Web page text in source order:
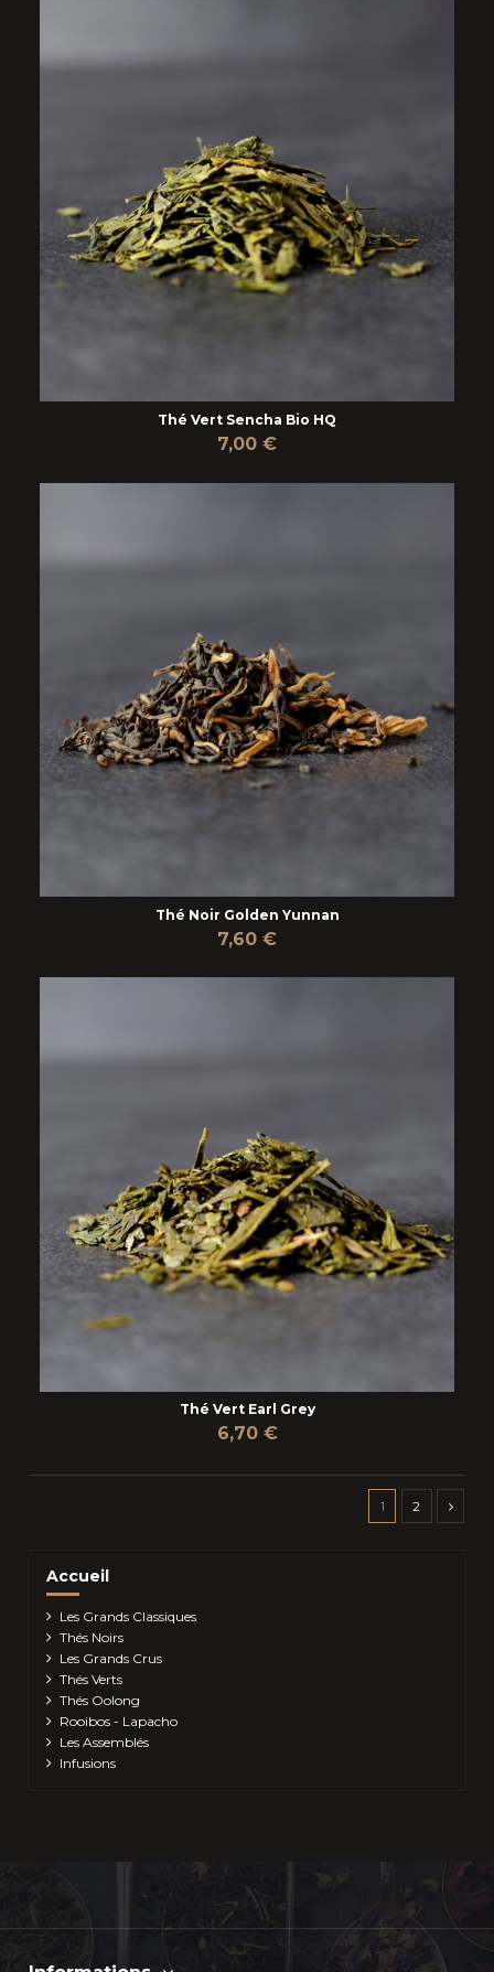
Thé Vert Sencha Bio HQ
7,00 €
Thé Noir Golden Yunnan
7,60 €
Thé Vert Earl Grey
6,70 €
1 2
Accueil
Les Grands Classiques
Thés Noirs
Les Grands Crus
Thés Verts
Thés Oolong
Rooibos - Lapacho
Les Assemblés
Infusions